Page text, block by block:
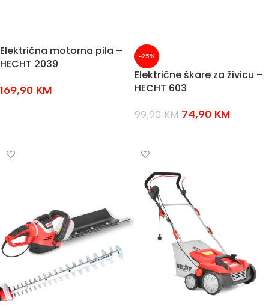
Električna motorna pila –
HECHT 2039
169,90 KM
-25%
Električne škare za živicu –
HECHT 603
99,90KM 74,90 KM